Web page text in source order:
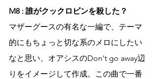
M8 : 誰がクックロビンを殺した？
マザーグースの有名な一編で、テーマ
的にもちょっと切な系のメロにしたい
なと思い、オアシスのDon't go away辺
りをイメージして作成。この曲で一番